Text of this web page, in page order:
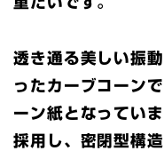
透き通る美しい振
ったカーブコーン
ーン紙となってい
採用し、密閉型構